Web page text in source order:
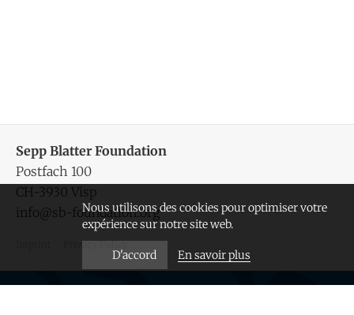
Sepp Blatter Foundation
Postfach 100
CH-3930 Visp
info@sb-foundation.org
Privacy Policy
Nous utilisons des cookies pour optimiser votre
expérience sur notre site web.
D'accord En savoir plus